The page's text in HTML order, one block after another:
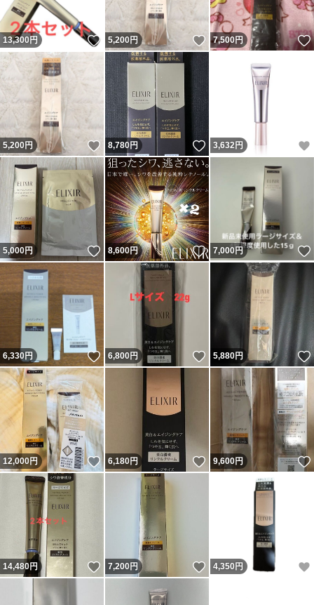
13,300 円 いいね！
5,200円 いいね！
7,500円
5,200円 いいね！
8,780円 いいね！
3,632円
5,000円 いいね！
8,600円 いいね！
7,000円
6,330円 いいね！
6,800円 いいね！
5,880円
12,000円 いいね！
6,180円 いいね！
9,600円
14,480円 いいね！
7,200円 いいね！
4,350 円